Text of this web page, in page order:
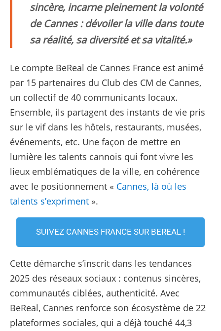
sincère, incarne pleinement la volonté
de Cannes : dévoiler la ville dans toute
sa réalité, sa diversité et sa vitalité.
Le compte BeReal de Cannes France est animé
par 15 partenaires du Club des CM de Cannes,
un collectif de 40 communicants locaux.
Ensemble, ils partagent des instants de vie pris
sur le vif dans les hôtels, restaurants, musées,
événements, etc. Une façon de mettre en
lumière les talents cannois qui font vivre les
lieux emblématiques de la ville, en cohérence
avec le positionnement « Cannes, là où les
talents s’expriment ».
SUIVEZ CANNES FRANCE SUR BEREAL !
Cette démarche s’inscrit dans les tendances
2025 des réseaux sociaux : contenus sincères,
communautés ciblées, authenticité. Avec
BeReal, Cannes renforce son écosystème de 22
plateformes sociales, qui a déjà touché 44,3